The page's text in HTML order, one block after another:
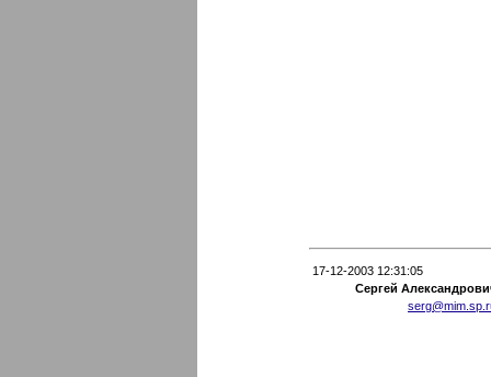
17-12-2003 12:31:05
Сергей